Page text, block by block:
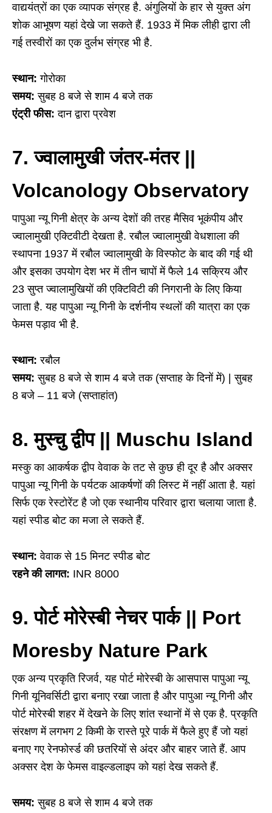
वाद्ययंत्रों का एक व्यापक संग्रह है. अंगुलियों के हार से युक्त अंग
शोक आभूषण यहां देखे जा सकते हैं. 1933 में मिक लीही द्वारा ली
गई तस्वीरों का एक दुर्लभ संग्रह भी है.
स्थान: गोरोका
समय: सुबह 8 बजे से शाम 4 बजे तक
एंट्री फीस:दान द्वारा प्रवेश
7. ज्वालामुखी जंतर-मंतर ||
Volcanology Observatory
पापुआ न्यू गिनी क्षेत्र के अन्य देशों की तरह मैसिव भूकंपीय और
ज्वालामुखी एक्टिवीटी देखता है. रबौल ज्वालामुखी वेधशाला की
स्थापना 1937 में रबौल ज्वालामुखी के विस्फोट के बाद की गई थी
और इसका उपयोग देश भर में तीन चापों में फैले 14 सक्रिय और
23 सुप्त ज्वालामुखियों की एक्टिविटी की निगरानी के लिए किया
जाता है. यह पापुआ न्यू गिनी के दर्शनीय स्थलों की यात्रा का एक
फेमस पड़ाव भी है.
स्थान: रबौल
समय: सुबह 8 बजे से शाम 4 बजे तक (सप्ताह के दिनों में) | सुबह
8 बजे – 11 बजे (सप्ताहांत)
8. मुस्चु द्वीप || Muschu Island
मस्कु का आकर्षक द्वीप वेवाक के तट से कुछ ही दूर है और अक्सर
पापुआ न्यू गिनी के पर्यटक आकर्षणों की लिस्ट में नहीं आता है. यहां
सिर्फ एक रेस्टोरेंट है जो एक स्थानीय परिवार द्वारा चलाया जाता है.
यहां स्पीड बोट का मजा ले सकते हैं.
स्थान: वेवाक से 15 मिनट स्पीड बोट
रहने की लागत: INR 8000
9. पोर्ट मोरेस्बी नेचर पार्क || Port
Moresby Nature Park
एक अन्य प्रकृति रिजर्व, यह पोर्ट मोरेस्बी के आसपास पापुआ न्यू
गिनी यूनिवर्सिटी द्वारा बनाए रखा जाता है और पापुआ न्यू गिनी और
पोर्ट मोरेस्बी शहर में देखने के लिए शांत स्थानों में से एक है. प्रकृति
संरक्षण में लगभग 2 किमी के रास्ते पूरे पार्क में फैले हुए हैं जो यहां
बनाए गए रेनफोर्स्ड की छतरियों से अंदर और बाहर जाते हैं. आप
अक्सर देश के फेमस वाइल्डलाइप को यहां देख सकते हैं.
समय: सुबह 8 बजे से शाम 4 बजे तक